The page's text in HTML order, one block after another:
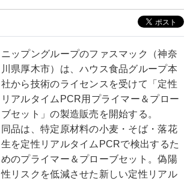
ニップングループのファスマック（神奈
川県厚木市）は、ハウス食品グループ本
社から技術のライセンスを受けて「定性
リアルタイムPCR用プライマー＆プロー
ブセット」の製造販売を開始する。
同品は、特定原材料の小麦・そば・落花
生を定性リアルタイムPCRで検出するた
めのプライマー＆プローブセット。偽陽
性リスクを低減させた新しい定性リアル